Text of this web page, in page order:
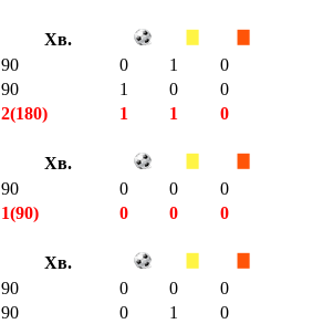
Хв.
90 0 1
0
90 1 0
0
2(180) 1 1
0
Хв.
90 0 0
0
1(90) 0 0
0
Хв.
90 0 0
0
90 0 1
0